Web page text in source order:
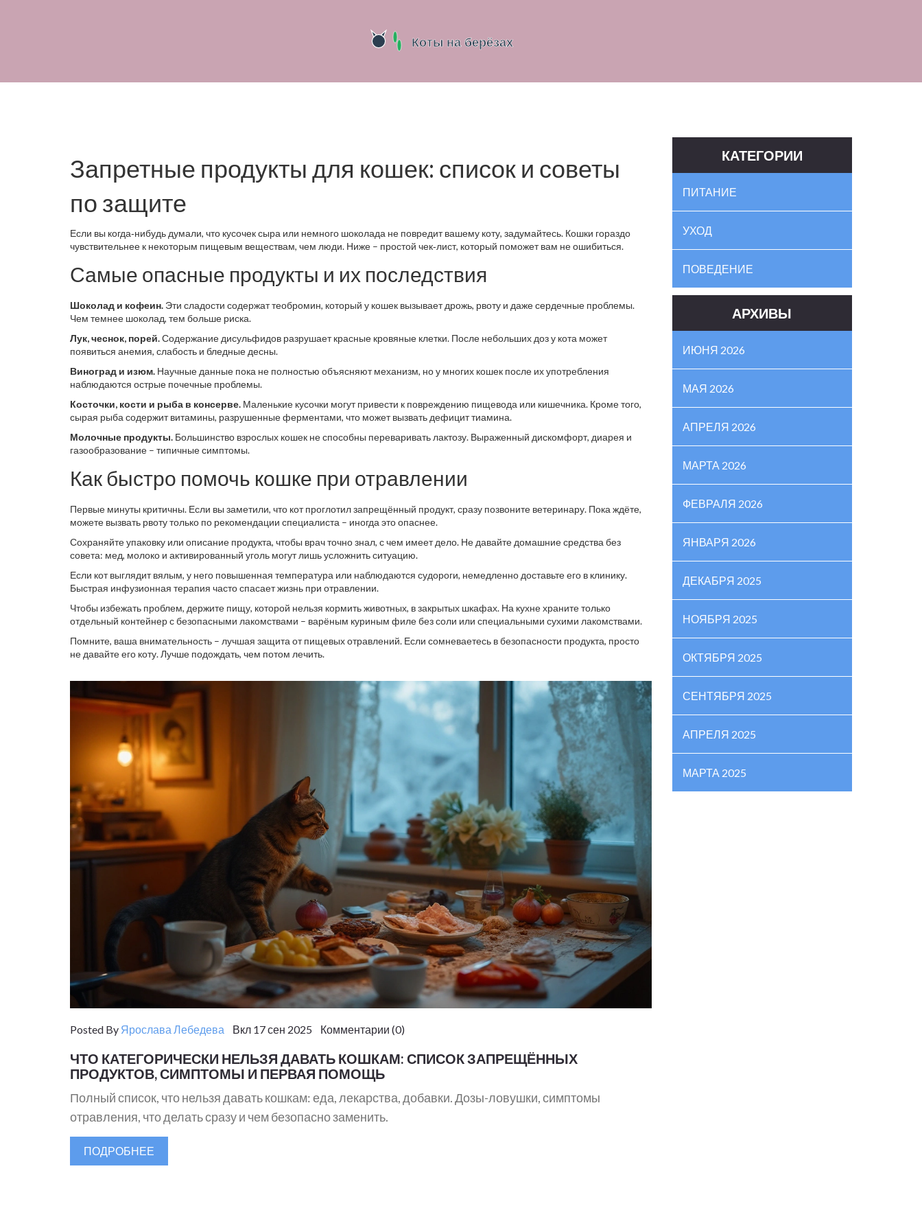
Запретные продукты для кошек: список и советы
по защите
Если вы когда‑нибудь думали, что кусочек сыра или немного шоколада не повредит вашему коту, задумайтесь. Кошки гораздо
чувствительнее к некоторым пищевым веществам, чем люди. Ниже – простой чек‑лист, который поможет вам не ошибиться.
Самые опасные продукты и их последствия
Шоколад и кофеин. Эти сладости содержат теобромин, который у кошек вызывает дрожь, рвоту и даже сердечные проблемы.
Чем темнее шоколад, тем больше риска.
Лук, чеснок, порей.Содержание дисульфидов разрушает красные кровяные клетки. После небольших доз у кота может
появиться анемия, слабость и бледные десны.
Виноград и изюм. Научные данные пока не полностью объясняют механизм, но у многих кошек после их употребления
наблюдаются острые почечные проблемы.
Косточки, кости и рыба в консерве. Маленькие кусочки могут привести к повреждению пищевода или кишечника. Кроме того,
сырая рыба содержит витамины, разрушенные ферментами, что может вызвать дефицит тиамина.
Молочные продукты. Большинство взрослых кошек не способны переваривать лактозу. Выраженный дискомфорт, диарея и
газообразование – типичные симптомы.
Как быстро помочь кошке при отравлении
Первые минуты критичны. Если вы заметили, что кот проглотил запрещённый продукт, сразу позвоните ветеринару. Пока ждёте,
можете вызвать рвоту только по рекомендации специалиста – иногда это опаснее.
Сохраняйте упаковку или описание продукта, чтобы врач точно знал, с чем имеет дело. Не давайте домашние средства без
совета: мед, молоко и активированный уголь могут лишь усложнить ситуацию.
Если кот выглядит вялым, у него повышенная температура или наблюдаются судороги, немедленно доставьте его в клинику.
Быстрая инфузионная терапия часто спасает жизнь при отравлении.
Чтобы избежать проблем, держите пищу, которой нельзя кормить животных, в закрытых шкафах. На кухне храните только
отдельный контейнер с безопасными лакомствами – варёным куриным филе без соли или специальными сухими лакомствами.
Помните, ваша внимательность – лучшая защита от пищевых отравлений. Если сомневаетесь в безопасности продукта, просто
не давайте его коту. Лучше подождать, чем потом лечить.
Posted By Ярослава Лебедева Вкл 17 сен 2025 Комментарии (0)
ЧТО КАТЕГОРИЧЕСКИ НЕЛЬЗЯ ДАВАТЬ КОШКАМ: СПИСОК ЗАПРЕЩЁННЫХ
ПРОДУКТОВ, СИМПТОМЫ И ПЕРВАЯ ПОМОЩЬ
Полный список, что нельзя давать кошкам: еда, лекарства, добавки. Дозы-ловушки, симптомы
отравления, что делать сразу и чем безопасно заменить.
ПОДРОБНЕЕ
КАТЕГОРИИ
ПИТАНИЕ
УХОД
ПОВЕДЕНИЕ
АРХИВЫ
ИЮНЯ 2026
МАЯ 2026
АПРЕЛЯ 2026
МАРТА 2026
ФЕВРАЛЯ 2026
ЯНВАРЯ 2026
ДЕКАБРЯ 2025
НОЯБРЯ 2025
ОКТЯБРЯ 2025
СЕНТЯБРЯ 2025
АПРЕЛЯ 2025
МАРТА 2025